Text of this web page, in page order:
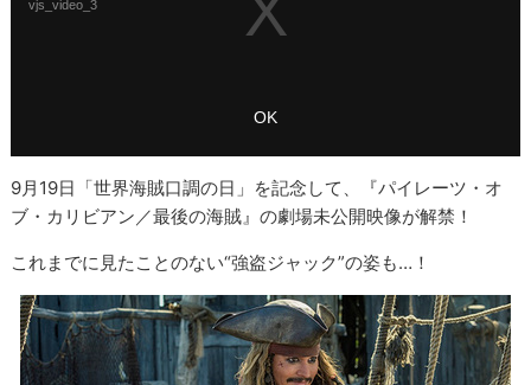
9月19日「世界海賊口調の日」を記念して、『パイレーツ・オ
ブ・カリビアン／最後の海賊』の劇場未公開映像が解禁！
これまでに見たことのない“強盗ジャック”の姿も…！